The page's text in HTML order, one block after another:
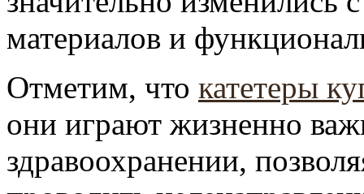
материалов и
Отметим, что катетеры
они играют жизненно
здравоохранении,